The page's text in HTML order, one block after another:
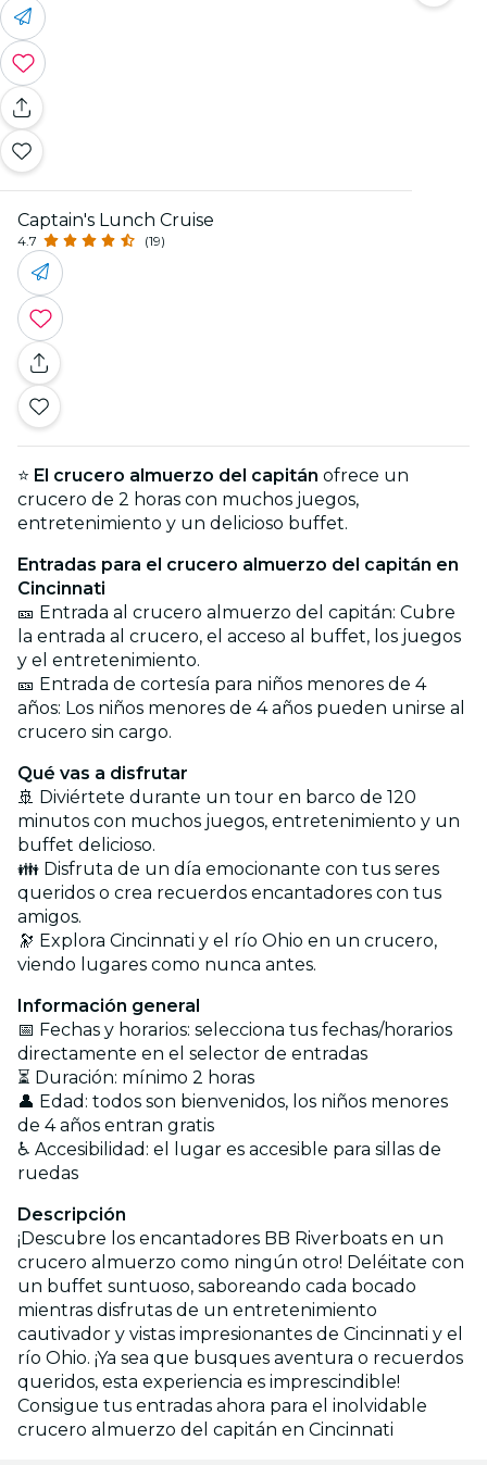
Captain's Lunch Cruise
4.7 (19)
⭐ El crucero almuerzo del capitán ofrece un
crucero de 2 horas con muchos juegos,
entretenimiento y un delicioso buffet.
Entradas para el crucero almuerzo del capitán en
Cincinnati
🎫 Entrada al crucero almuerzo del capitán: Cubre
la entrada al crucero, el acceso al buffet, los juegos
y el entretenimiento.
🎫 Entrada de cortesía para niños menores de 4
años: Los niños menores de 4 años pueden unirse al
crucero sin cargo.
Qué vas a disfrutar
🚢 Diviértete durante un tour en barco de 120
minutos con muchos juegos, entretenimiento y un
buffet delicioso.
👪 Disfruta de un día emocionante con tus seres
queridos o crea recuerdos encantadores con tus
amigos.
🔭 Explora Cincinnati y el río Ohio en un crucero,
viendo lugares como nunca antes.
Información general
📅 Fechas y horarios: selecciona tus fechas/horarios
directamente en el selector de entradas
⏳ Duración: mínimo 2 horas
👤 Edad: todos son bienvenidos, los niños menores
de 4 años entran gratis
♿ Accesibilidad: el lugar es accesible para sillas de
ruedas
Descripción
¡Descubre los encantadores BB Riverboats en un
crucero almuerzo como ningún otro! Deléitate con
un buffet suntuoso, saboreando cada bocado
mientras disfrutas de un entretenimiento
cautivador y vistas impresionantes de Cincinnati y el
río Ohio. ¡Ya sea que busques aventura o recuerdos
queridos, esta experiencia es imprescindible!
Consigue tus entradas ahora para el inolvidable
crucero almuerzo del capitán en Cincinnati